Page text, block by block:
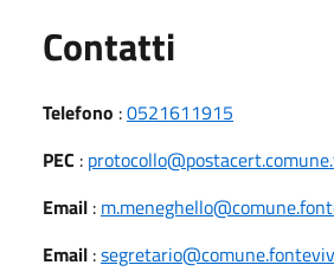
Contatti
Telefono :0521611915
PEC :
Email :
Email :